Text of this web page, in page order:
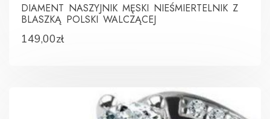
DIAMENT NASZYJNIK MĘSKI NIEŚMIERTELNIK Z
BLASZKĄ POLSKI WALCZĄCEJ
149,00zł